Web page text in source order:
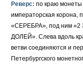
Медь
Для Речи
Реверс: по краю монеты
императорская корона,
«СЕРЕБРА», под ним «2
ДОЛЕЙ». Слева вдоль
ветви соединяются и
Петербургского